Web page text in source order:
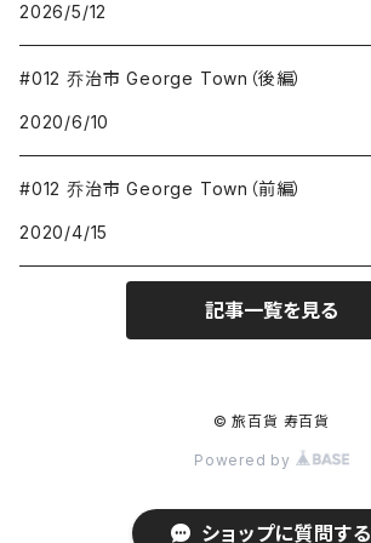
2026/5/12
#012 乔治市 George Town（後編）
2020/6/10
#012 乔治市 George Town（前編）
2020/4/15
記事一覧を見る
© 旅百貨 寿百貨
Powered by
ショップに質問する